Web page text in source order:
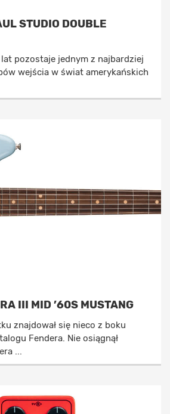
STUDIO DOUBLE
pozostaje jednym z najbardziej
wejścia w świat amerykańskich
III MID ’60S MUSTANG
znajdował się nieco z boku
Fendera. Nie osiągnął
...